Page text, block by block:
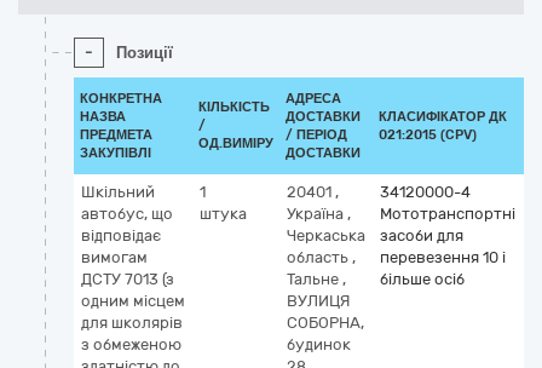
- Позиції
КОНКРЕТНА
НАЗВА
ПРЕДМЕТА
ЗАКУПІВЛІ
КІЛЬКІСТЬ
/
ОД.ВИМІРУ
АДРЕСА
ДОСТАВКИ
/ ПЕРІОД
ДОСТАВКИ
КЛАСИФІКАТОР ДК
021:2015 (CPV)
Шкільний
автобус, що
відповідає
вимогам
ДСТУ 7013 (з
одним місцем
для школярів
з обмеженою
1
штука
20401 ,
Україна ,
Черкаська
область ,
Тальне ,
ВУЛИЦЯ
СОБОРНА,
будинок
34120000-4
Мототранспортні
засоби для
перевезення 10 і
більше осіб